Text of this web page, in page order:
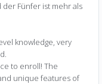
Fünfer ist mehr als
knowledge, very
to enroll! The
unique features of